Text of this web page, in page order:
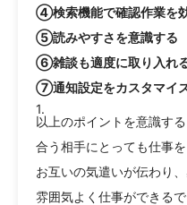
④検索機能で確認作業を
⑤読みやすさを意識する
⑥雑談も適度に取り入れ
⑦通知設定をカスタマイ
以上のポイントを意識す
合う相手にとっても仕事
お互いの気遣いが伝わり
雰囲気よく仕事ができるで